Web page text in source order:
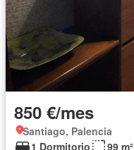
850 €/mes
Santiago, Palencia
1 Dormitorio
99 m²